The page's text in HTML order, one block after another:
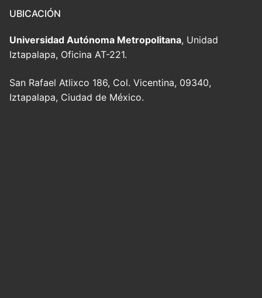
UBICACIÓN
Universidad Autónoma Metropolitana, Unidad
Iztapalapa, Oficina AT-221.
San Rafael Atlixco 186, Col. Vicentina, 09340,
Iztapalapa, Ciudad de México.